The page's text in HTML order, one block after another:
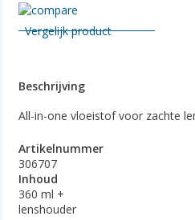
Vergelijk product
Beschrijving
All-in-one vloeistof voor zachte
Artikelnummer
306707
Inhoud
360 ml +
lenshouder